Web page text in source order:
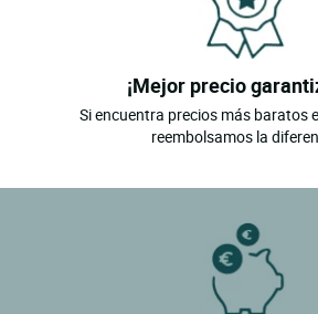
¡Mejor precio
Si encuentra precios más baratos
reembolsamos la